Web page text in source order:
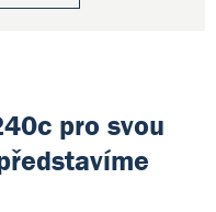
pro svou